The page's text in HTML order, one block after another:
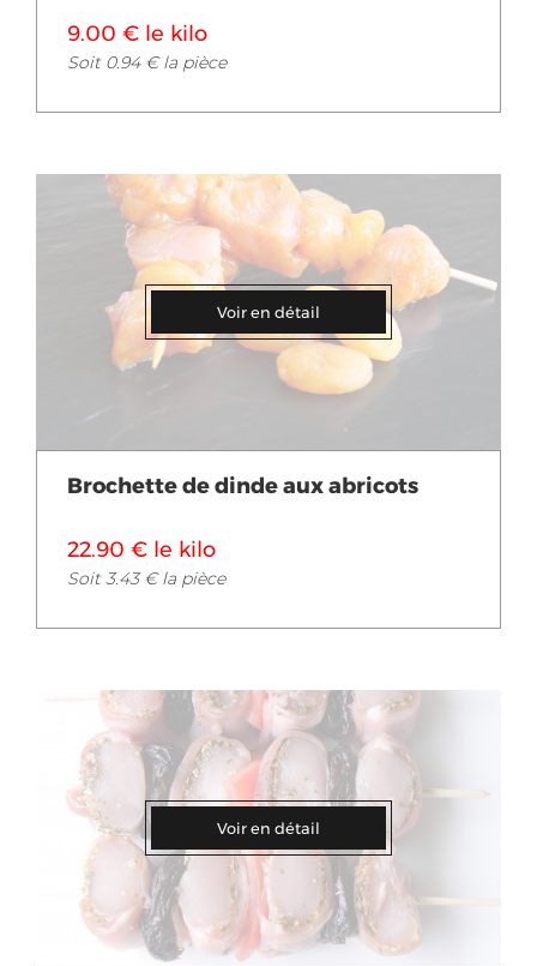
9.00 € le kilo
Soit 0.94 € la pièce
Voir en détail
Brochette de dinde aux abricots
22.90 € le kilo
Soit 3.43 € la pièce
Voir en détail